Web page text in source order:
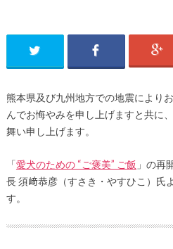
熊本県及び九州地方での地震により
んでお悔やみを申し上げますと共に
舞い申し上げます。
「愛犬のための “ご褒美” ご飯 」の再
長 須﨑恭彦（すさき・やすひこ）氏
す。